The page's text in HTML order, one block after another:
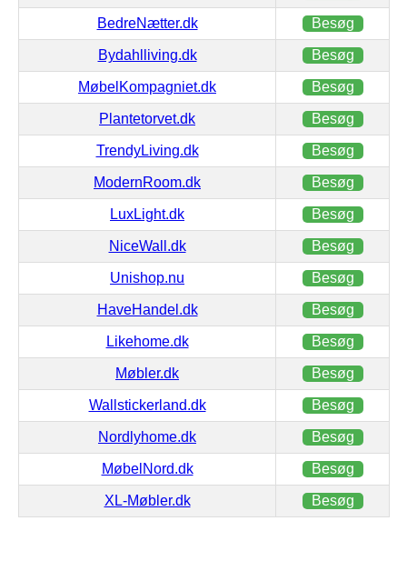
BedreNætter.dk Besøg
Bydahlliving.dk Besøg
MøbelKompagniet.dk Besøg
Plantetorvet.dk Besøg
TrendyLiving.dk Besøg
ModernRoom.dk Besøg
LuxLight.dk Besøg
NiceWall.dk Besøg
Unishop.nu Besøg
HaveHandel.dk Besøg
Likehome.dk Besøg
Møbler.dk Besøg
Wallstickerland.dk Besøg
Nordlyhome.dk Besøg
MøbelNord.dk Besøg
XL-Møbler.dk Besøg